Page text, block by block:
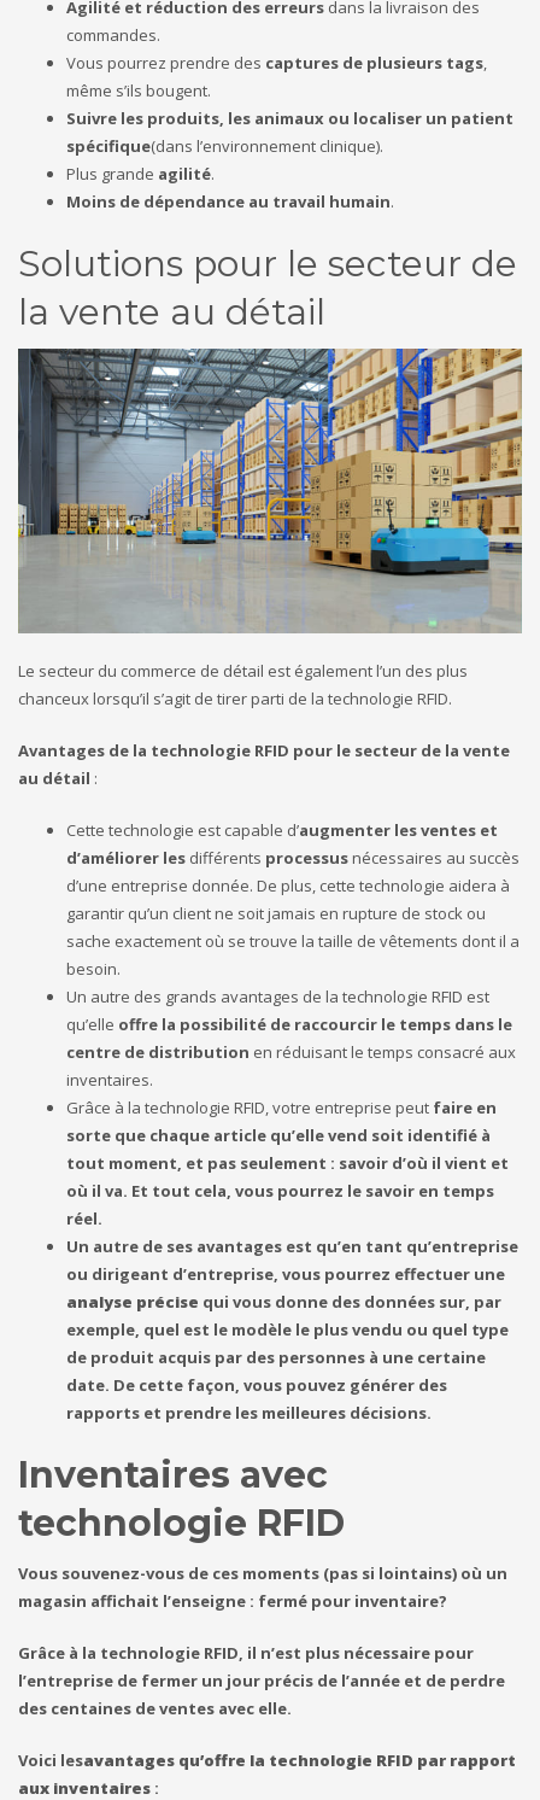
Agilité et réduction des erreurs dans la livraison des
commandes.
Vous pourrez prendre des captures de plusieurs tags,
même s’ils bougent.
Suivre les produits, les animaux ou localiser un patient
spécifique(dans l’environnement clinique).
Plus grande agilité.
Moins de dépendance au travail humain.
Solutions pour le secteur de
la vente au détail
Le secteur du commerce de détail est également l’un des plus
chanceux lorsqu’il s’agit de tirer parti de la technologie RFID.
Avantages de la technologie RFID pour le secteur de la vente
au détail :
Cette technologie est capable d’augmenter les ventes et
d’améliorer les différents processusnécessaires au succès
d’une entreprise donnée. De plus, cette technologie aidera à
garantir qu’un client ne soit jamais en rupture de stock ou
sache exactement où se trouve la taille de vêtements dont il a
besoin.
Un autre des grands avantages de la technologie RFID est
qu’elle offre la possibilité de raccourcir le temps dans le
centre de distribution en réduisant le temps consacré aux
inventaires.
Grâce à la technologie RFID, votre entreprise peut faire en
sorte que chaque article qu’elle vend soit identifié à
tout moment, et pas seulement : savoir d’où il vient et
où il va. Et tout cela, vous pourrez le savoir en temps
réel.
Un autre de ses avantages est qu’en tant qu’entreprise
ou dirigeant d’entreprise, vous pourrez effectuer une
analyse précise qui vous donne des données sur, par
exemple, quel est le modèle le plus vendu ou quel type
de produit acquis par des personnes à une certaine
date. De cette façon, vous pouvez générer des
rapports et prendre les meilleures décisions.
Inventaires avec
technologie RFID
Vous souvenez-vous de ces moments (pas si lointains) où un
magasin affichait l’enseigne : fermé pour inventaire?
Grâce à la technologie RFID, il n’est plus nécessaire pour
l’entreprise de fermer un jour précis de l’année et de perdre
des centaines de ventes avec elle.
Voici lesavantages qu’offre la technologie RFID par rapport
aux inventaires :